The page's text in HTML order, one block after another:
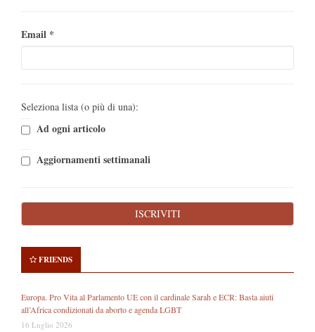
Email *
Seleziona lista (o più di una):
Ad ogni articolo
Aggiornamenti settimanali
FRIENDS
Europa. Pro Vita al Parlamento UE con il cardinale Sarah e ECR: Basta aiuti
all’Africa condizionati da aborto e agenda LGBT
16 Luglio 2026